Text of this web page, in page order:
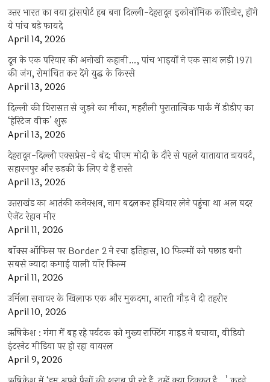
उत्तर भारत का नया ट्रांसपोर्ट हब बना दिल्ली-देहरादून इकोनॉमिक कॉरिडोर, होंगे
ये पांच बड़े फायदे
April 14, 2026
दून के एक परिवार की अनोखी कहानी…, पांच भाइयों ने एक साथ लड़ी 1971
की जंग, रोमांचित कर देंगे युद्ध के किस्से
April 13, 2026
दिल्ली की विरासत से जुड़ने का मौका, महरौली पुरातात्विक पार्क में डीडीए का
‘हेरिटेज वीक’ शुरू
April 13, 2026
देहरादून-दिल्ली एक्सप्रेस-वे बंद: पीएम मोदी के दौरे से पहले यातायात डायवर्ट,
सहारनपुर और रुड़की के लिए ये हैं रास्ते
April 13, 2026
उत्तराखंड का आतंकी कनेक्शन, नाम बदलकर हथियार लेने पहुंचा था अल बदर
ऐजेंट रेहान मीर
April 11, 2026
बॉक्स ऑफिस पर Border 2 ने रचा इतिहास, 10 फिल्मों को पछाड़ बनी
सबसे ज्यादा कमाई वाली वॉर फिल्म
April 11, 2026
उर्मिला सनावर के खिलाफ एक और मुकदमा, आरती गौड़ ने दी तहरीर
April 10, 2026
ऋषिकेश : गंगा में बह रहे पर्यटक को मुख्य राफ्टिंग गाइड ने बचाया, वीडियो
इंटरनेट मीडिया पर हो रहा वायरल
April 9, 2026